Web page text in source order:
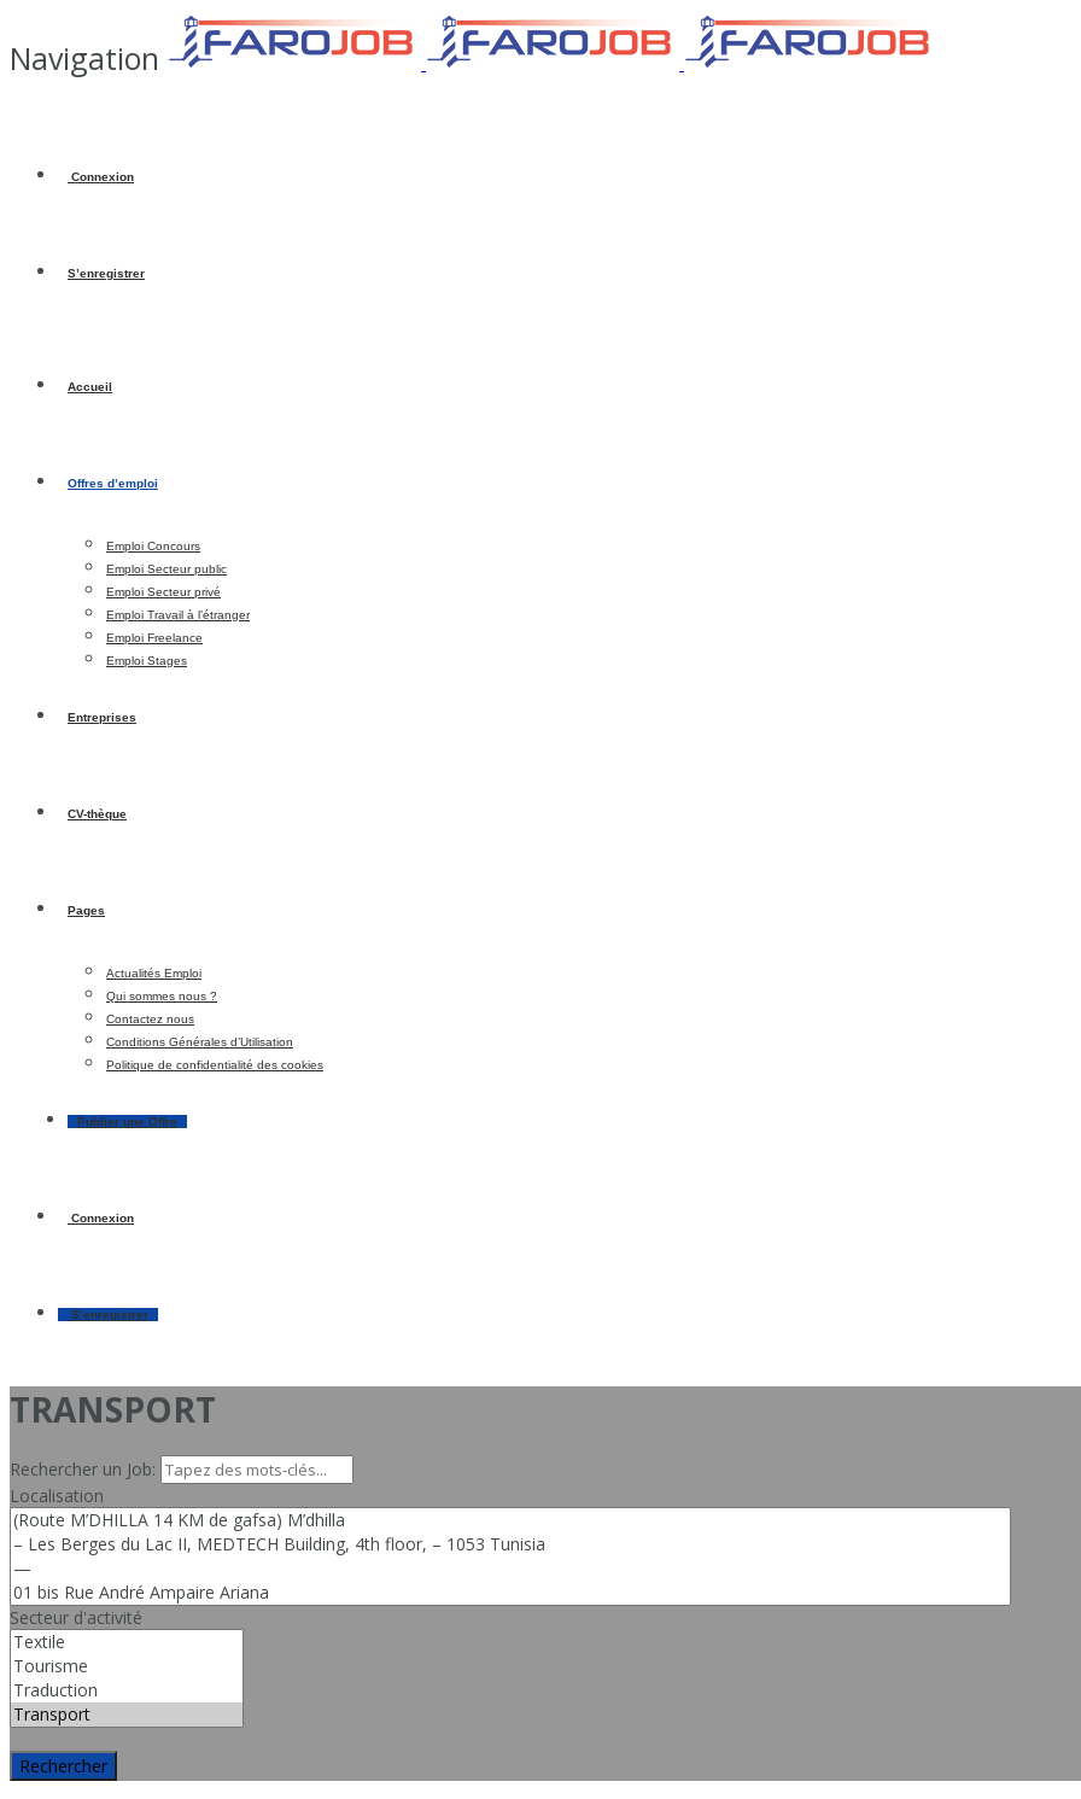
Navigation
Connexion
S’enregistrer
Accueil
Offres d’emploi
Emploi Concours
Emploi Secteur public
Emploi Secteur privé
Emploi Travail à l’étranger
Emploi Freelance
Emploi Stages
Entreprises
CV-thèque
Pages
Actualités Emploi
Qui sommes nous ?
Contactez nous
Conditions Générales d’Utilisation
Politique de confidentialité des cookies
Publier une Offre
Connexion
S’enregistrer
TRANSPORT
Rechercher un Job:
Localisation
Secteur d'activité
Rechercher